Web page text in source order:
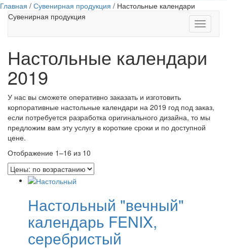
Главная / Сувенирная продукция / Настольные календари
Toggle
Сувенирная продукция
Настольные календари
2019
У нас вы сможете оперативно заказать и изготовить
корпоративные настольные календари на 2019 год под заказ,
если потребуется разработка оригинального дизайна, то мы
предложим вам эту услугу в короткие сроки и по доступной
цене.
Отображение 1–16 из 10
Настольный "вечный"
календарь FENIX,
серебристый